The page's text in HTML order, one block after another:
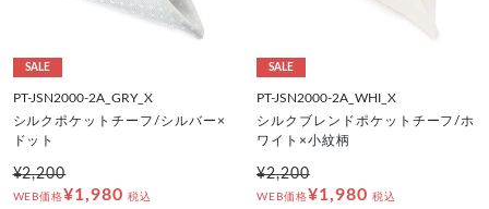
SALE
PT-JSN2000-2A_GRY_X
シルクポケットチーフ/シルバー×
ドット
¥2,200
WEB価格¥1,980 税込
SALE
PT-JSN2000-2A_WHI_X
シルクブレンドポケットチーフ/ホ
ワイト×小紋柄
¥2,200
WEB価格¥1,980 税込